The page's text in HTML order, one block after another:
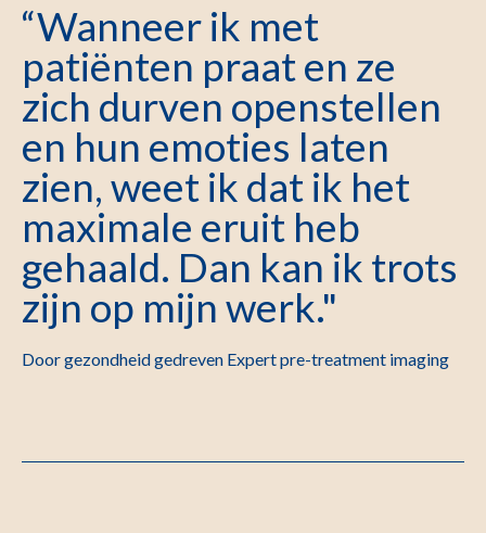
“Wanneer ik met
patiënten praat en ze
zich durven openstellen
en hun emoties laten
zien, weet ik dat ik het
maximale eruit heb
gehaald. Dan kan ik trots
zijn op mijn werk."
Door gezondheid gedreven Expert pre-treatment imaging